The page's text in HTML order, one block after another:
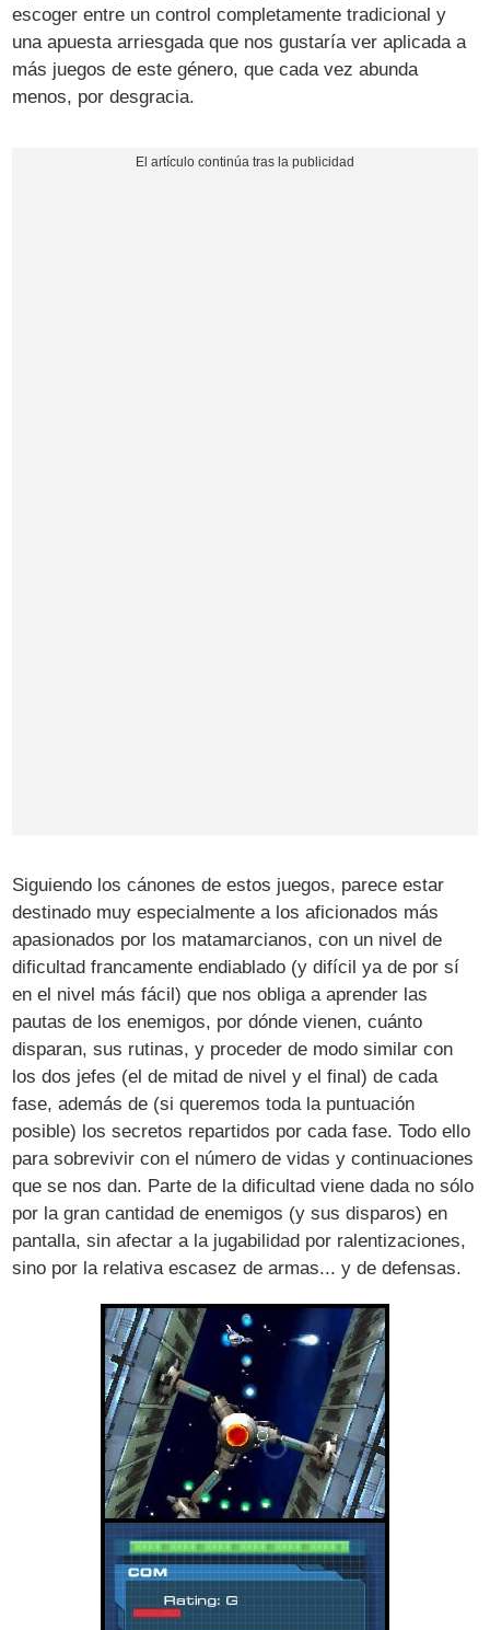
escoger entre un control completamente tradicional y
una apuesta arriesgada que nos gustaría ver aplicada a
más juegos de este género, que cada vez abunda
menos, por desgracia.
Siguiendo los cánones de estos juegos, parece estar
destinado muy especialmente a los aficionados más
apasionados por los matamarcianos, con un nivel de
dificultad francamente endiablado (y difícil ya de por sí
en el nivel más fácil) que nos obliga a aprender las
pautas de los enemigos, por dónde vienen, cuánto
disparan, sus rutinas, y proceder de modo similar con
los dos jefes (el de mitad de nivel y el final) de cada
fase, además de (si queremos toda la puntuación
posible) los secretos repartidos por cada fase. Todo ello
para sobrevivir con el número de vidas y continuaciones
que se nos dan. Parte de la dificultad viene dada no sólo
por la gran cantidad de enemigos (y sus disparos) en
pantalla, sin afectar a la jugabilidad por ralentizaciones,
sino por la relativa escasez de armas... y de defensas.